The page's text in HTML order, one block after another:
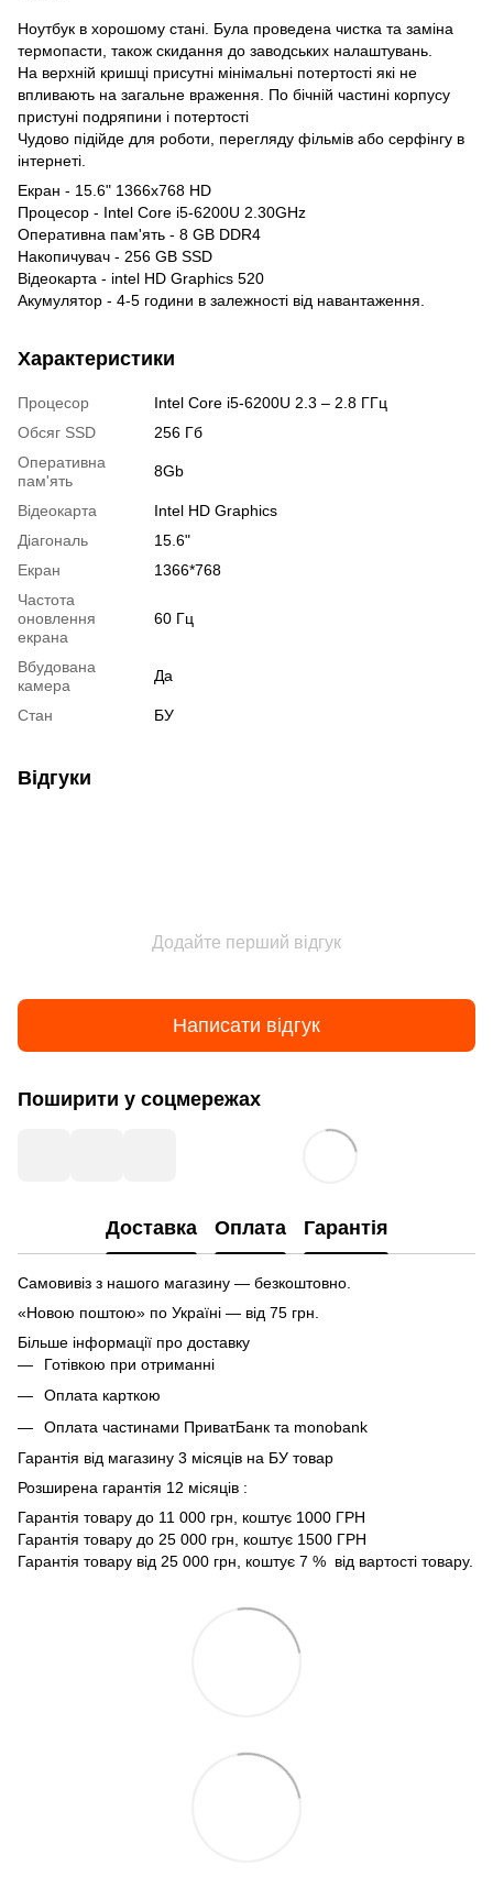
Ноутбук в хорошому стані. Була проведена чистка та заміна
термопасти, також скидання до заводських налаштувань.
На верхній кришці присутні мінімальні потертості які не
впливають на загальне враження. По бічній частині корпусу
пристуні подряпини і потертості
Чудово підійде для роботи, перегляду фільмів або серфінгу в
інтернеті.
Екран - 15.6" 1366x768 HD
Процесор - Intel Core i5-6200U 2.30GHz
Оперативна пам'ять - 8 GB DDR4
Накопичувач - 256 GB SSD
Відеокарта - intel HD Graphics 520
Акумулятор - 4-5 години в залежності від навантаження.
Характеристики
Процесор
Intel Core i5-6200U 2.3 – 2.8 ГГц
Обсяг SSD
256 Гб
Оперативна
пам'ять
8Gb
Відеокарта
Intel HD Graphics
Діагональ
15.6"
Екран
1366*768
Частота
оновлення
екрана
60 Гц
Вбудована
камера
Да
Стан БУ
Відгуки
Додайте перший відгук
Написати відгук
Поширити у соцмережах
Доставка Оплата Гарантія
Самовивіз з нашого магазину — безкоштовно.
«Новою поштою» по Україні — від 75 грн.
Більше інформації про доставку
Готівкою при отриманні
Оплата карткою
Оплата частинами ПриватБанк та monobank
Гарантія від магазину 3 місяців на БУ товар
Розширена гарантія 12 місяців :
Гарантія товару до 11 000 грн, коштує 1000 ГРН
Гарантія товару до 25 000 грн, коштує 1500 ГРН
Гарантія товару від 25 000 грн, коштує 7 % від вартості товару.